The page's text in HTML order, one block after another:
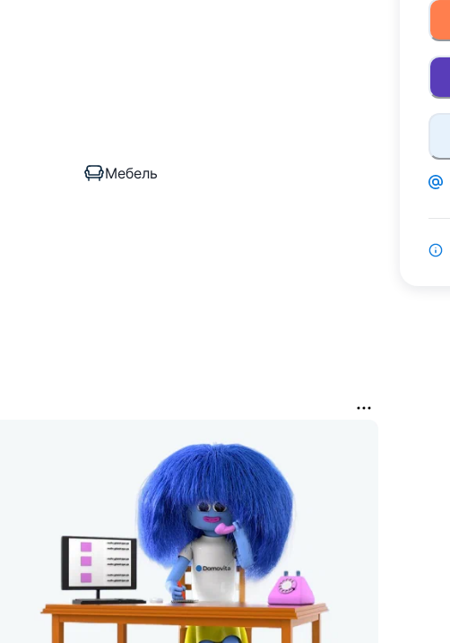
Мебель